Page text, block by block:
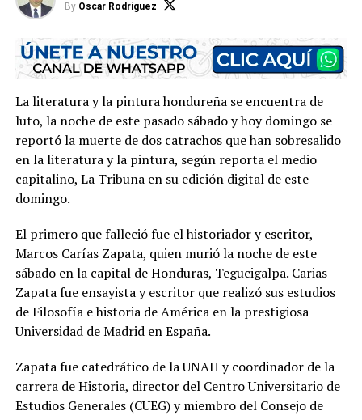
By Oscar Rodríguez
La literatura y la pintura hondureña se encuentra de
luto, la noche de este pasado sábado y hoy domingo se
reportó la muerte de dos catrachos que han sobresalido
en la literatura y la pintura, según reporta el medio
capitalino, La Tribuna en su edición digital de este
domingo.
El primero que falleció fue el historiador y escritor,
Marcos Carías Zapata, quien murió la noche de este
sábado en la capital de Honduras, Tegucigalpa. Carias
Zapata fue ensayista y escritor que realizó sus estudios
de Filosofía e historia de América en la prestigiosa
Universidad de Madrid en España.
Zapata fue catedrático de la UNAH y coordinador de la
carrera de Historia, director del Centro Universitario de
Estudios Generales (CUEG) y miembro del Consejo de